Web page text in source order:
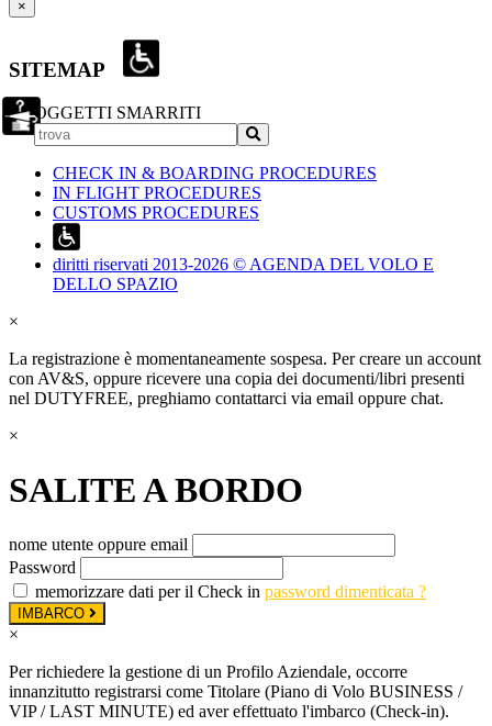
×
SITEMAP
OGGETTI SMARRITI
CHECK IN & BOARDING PROCEDURES
IN FLIGHT PROCEDURES
CUSTOMS PROCEDURES
diritti riservati 2013-2026 © AGENDA DEL VOLO E
DELLO SPAZIO
×
La registrazione è momentaneamente sospesa. Per creare un account
con AV&S, oppure ricevere una copia dei documenti/libri presenti
nel DUTYFREE, preghiamo contattarci via email oppure chat.
×
SALITE A BORDO
nome utente oppure email
Password
memorizzare dati per il Check in password dimenticata ?
IMBARCO
×
Per richiedere la gestione di un Profilo Aziendale, occorre
innanzitutto registrarsi come Titolare (Piano di Volo BUSINESS /
VIP / LAST MINUTE) ed aver effettuato l'imbarco (Check-in).